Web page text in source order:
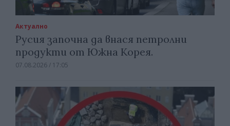
Актуално
Русия започна да внася петролни
продукти от Южна Корея.
07.08.2026 / 17:05